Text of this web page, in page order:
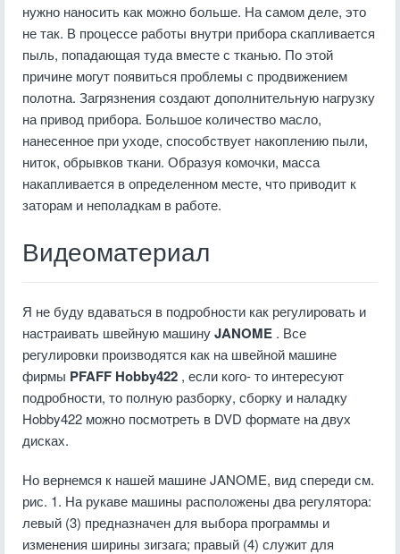
нужно наносить как можно больше. На самом деле, это
не так. В процессе работы внутри прибора скапливается
пыль, попадающая туда вместе с тканью. По этой
причине могут появиться проблемы с продвижением
полотна. Загрязнения создают дополнительную нагрузку
на привод прибора. Большое количество масло,
нанесенное при уходе, способствует накоплению пыли,
ниток, обрывков ткани. Образуя комочки, масса
накапливается в определенном месте, что приводит к
заторам и неполадкам в работе.
Видеоматериал
Я не буду вдаваться в подробности как регулировать и
настраивать швейную машинуJANOME . Все
регулировки производятся как на швейной машине
фирмы PFAFF Hobby422 , если кого- то интересуют
подробности, то полную разборку, сборку и наладку
Hobby422 можно посмотреть в DVD формате на двух
дисках.
Но вернемся к нашей машине JANOME, вид спереди см.
рис. 1. На рукаве машины расположены два регулятора:
левый (3) предназначен для выбора программы и
изменения ширины зигзага; правый (4) служит для